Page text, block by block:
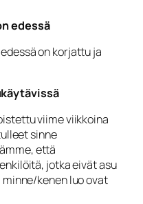
edessä
on korjattu ja
viime viikkoina
sinne
että
jotka eivät asu
kenen luo ovat